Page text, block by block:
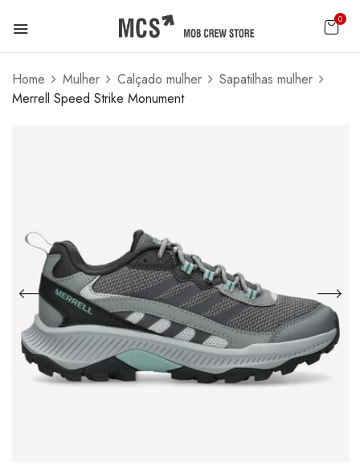
0
Home Mulher Calçado mulher
Sapatilhas mulher
Merrell Speed Strike Monument